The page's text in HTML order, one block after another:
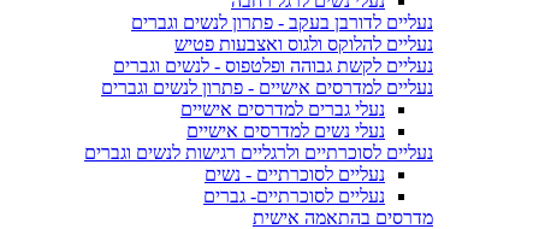
נעליים לדורבן בעקב - פתרון לנשים וגברים
נעליים להלוקס ולגוס ואצבעות פטיש
נעליים לקשת גבוהה ופלטפוס - לנשים וגברים
נעליים למדרסים אישיים - פתרון לנשים וגברים
נעלי גברים למדרסים אישיים
נעלי נשים למדרסים אישיים
נעליים לסוכרתיים ולרגליים רגישות לנשים וגברים
נעליים לסוכרתיים - נשים
נעליים לסוכרתיים- גברים
מדרסים בהתאמה אישית